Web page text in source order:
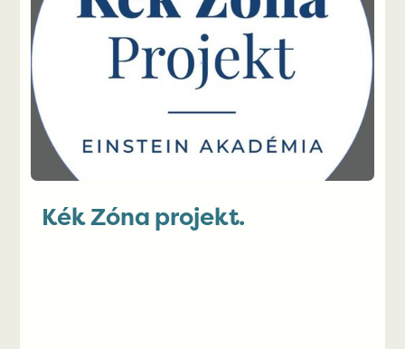
Kék Zóna projekt.